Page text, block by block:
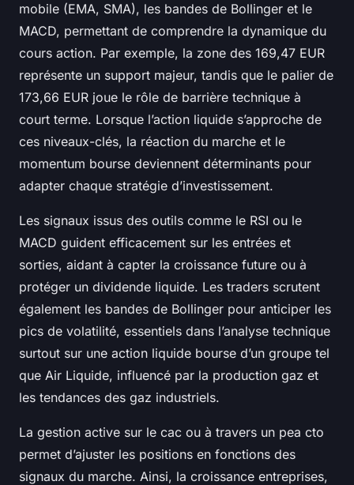
mobile (EMA, SMA), les bandes de Bollinger et le
MACD, permettant de comprendre la dynamique du
cours action. Par exemple, la zone des 169,47 EUR
représente un support majeur, tandis que le palier de
173,66 EUR joue le rôle de barrière technique à
court terme. Lorsque l’action liquide s’approche de
ces niveaux-clés, la réaction du marche et le
momentum bourse deviennent déterminants pour
adapter chaque stratégie d’investissement.
Les signaux issus des outils comme le RSI ou le
MACD guident efficacement sur les entrées et
sorties, aidant à capter la croissance future ou à
protéger un dividende liquide. Les traders scrutent
également les bandes de Bollinger pour anticiper les
pics de volatilité, essentiels dans l’analyse technique
surtout sur une action liquide bourse d’un groupe tel
que Air Liquide, influencé par la production gaz et
les tendances des gaz industriels.
La gestion active sur le cac ou à travers un pea cto
permet d’ajuster les positions en fonctions des
signaux du marche. Ainsi, la croissance entreprises,